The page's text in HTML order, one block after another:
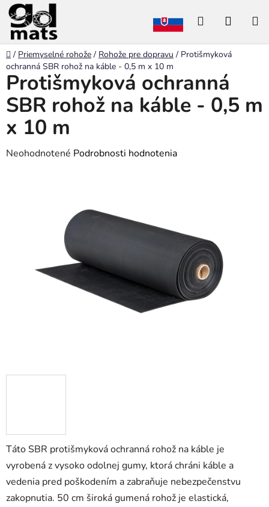
Prejsť
na
obsah
Hľadať
Domov
/ Priemyselné rohože / Rohože pre dopravu / Protišmyková
ochranná SBR rohož na káble - 0,5 m x 10 m
Táto SBR protišmyková ochranná rohož na káble je
vyrobená z vysoko odolnej gumy, ktorá chráni káble a
vedenia pred poškodením a zabraňuje nebezpečenstvu
zakopnutia. 50 cm široká gumená rohož je elastická,
Protišmyková ochranná
SBR rohož na káble - 0,5 m
x 10 m
Priemerné
hviezdičiek.
Neohodnotené Podrobnosti hodnotenia